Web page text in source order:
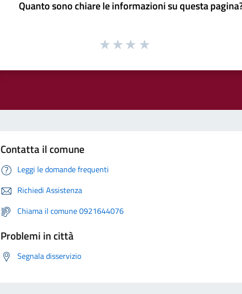
Quanto sono chiare le informazioni su questa
Contatta il comune
Leggi le domande frequenti
Richiedi Assistenza
Chiama il comune 0921644076
Problemi in città
Segnala disservizio